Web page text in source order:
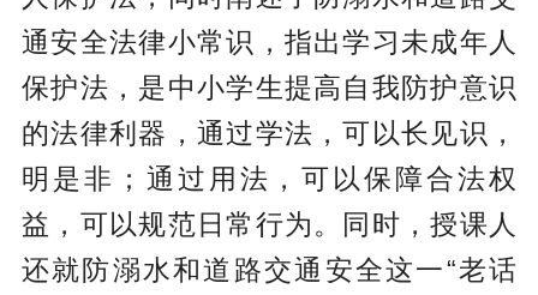
通安全法律小常识，指出学习未成年人
保护法，是中小学生提高自我防护意识
的法律利器，通过学法，可以长见识，
明是非；通过用法，可以保障合法权
益，可以规范日常行为。同时，授课人
还就防溺水和道路交通安全这一“老话